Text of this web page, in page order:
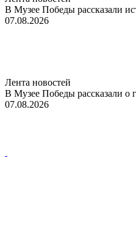
В Музее Победы рассказали
07.08.2026
Лента новостей
В Музее Победы рассказали о
07.08.2026